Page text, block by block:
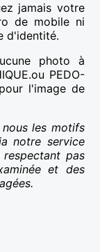
jamais votre
de mobile ni
d'identité.
photo à
PEDO-
l'image de
nous les motifs
notre service
pas
et des